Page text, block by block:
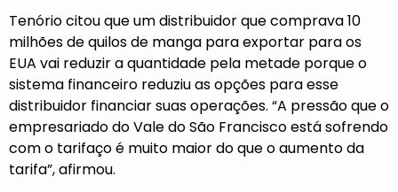
Tenório citou que um distribuidor que comprava 10
milhões de quilos de manga para exportar para os
EUA vai reduzir a quantidade pela metade porque o
sistema financeiro reduziu as opções para esse
distribuidor financiar suas operações. “A pressão que o
empresariado do Vale do São Francisco está sofrendo
com o tarifaço é muito maior do que o aumento da
tarifa”, afirmou.